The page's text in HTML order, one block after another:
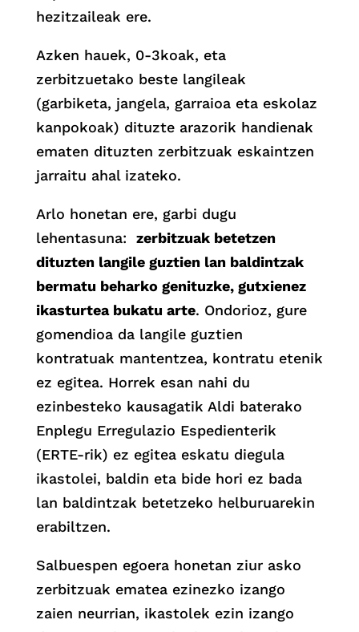
hezitzaileak ere.
Azken hauek, 0-3koak, eta
zerbitzuetako beste langileak
(garbiketa, jangela, garraioa eta eskolaz
kanpokoak) dituzte arazorik handienak
ematen dituzten zerbitzuak eskaintzen
jarraitu ahal izateko.
Arlo honetan ere, garbi dugu
lehentasuna: zerbitzuak betetzen
dituzten langile guztien lan baldintzak
bermatu beharko genituzke, gutxienez
ikasturtea bukatu arte. Ondorioz, gure
gomendioa da langile guztien
kontratuak mantentzea, kontratu etenik
ez egitea. Horrek esan nahi du
ezinbesteko kausagatik Aldi baterako
Enplegu Erregulazio Espedienterik
(ERTE-rik) ez egitea eskatu diegula
ikastolei, baldin eta bide hori ez bada
lan baldintzak betetzeko helburuarekin
erabiltzen.
Salbuespen egoera honetan ziur asko
zerbitzuak ematea ezinezko izango
zaien neurrian, ikastolek ezin izango